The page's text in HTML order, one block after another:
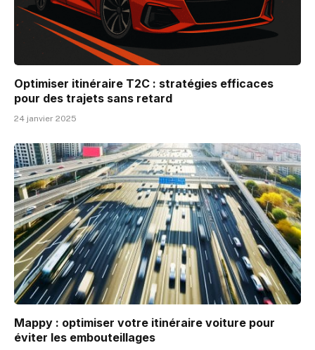
Optimiser itinéraire T2C : stratégies efficaces
pour des trajets sans retard
24 janvier 2025
Mappy : optimiser votre itinéraire voiture pour
éviter les embouteillages